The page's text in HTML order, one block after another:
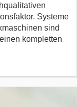
Systeme
sind
kompletten